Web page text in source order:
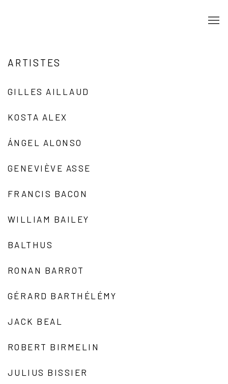
ARTISTES
GILLES AILLAUD
KOSTA ALEX
ÁNGEL ALONSO
GENEVIÈVE ASSE
FRANCIS BACON
WILLIAM BAILEY
BALTHUS
RONAN BARROT
GÉRARD BARTHÉLÉMY
JACK BEAL
ROBERT BIRMELIN
JULIUS BISSIER